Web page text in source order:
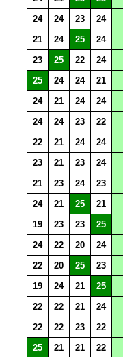
24 24 23 24
21 24 25 24
23 25 22 24
25 24 24 21
24 21 24 24
24 24 23 22
22 21 24 24
23 21 23 24
21 23 24 23
24 21 25 21
19 23 23 25
24 22 20 24
22 20 25 23
19 24 21 25
22 22 21 24
22 22 23 22
25 21 21 22